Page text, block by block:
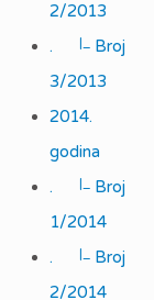
2/2013
.
|_
Broj
3/2013
2014.
godina
.
|_
Broj
1/2014
.
|_
Broj
2/2014